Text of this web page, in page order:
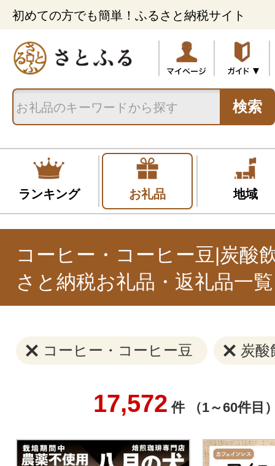
初めての方でも簡単！ふるさと納税サイト
検索
ランキング お礼品 地域
コーヒー・コーヒー豆|炭酸
さと納税お礼品・返礼品一覧
コーヒー・コーヒー豆 炭酸
17,572 件 （1～60件目